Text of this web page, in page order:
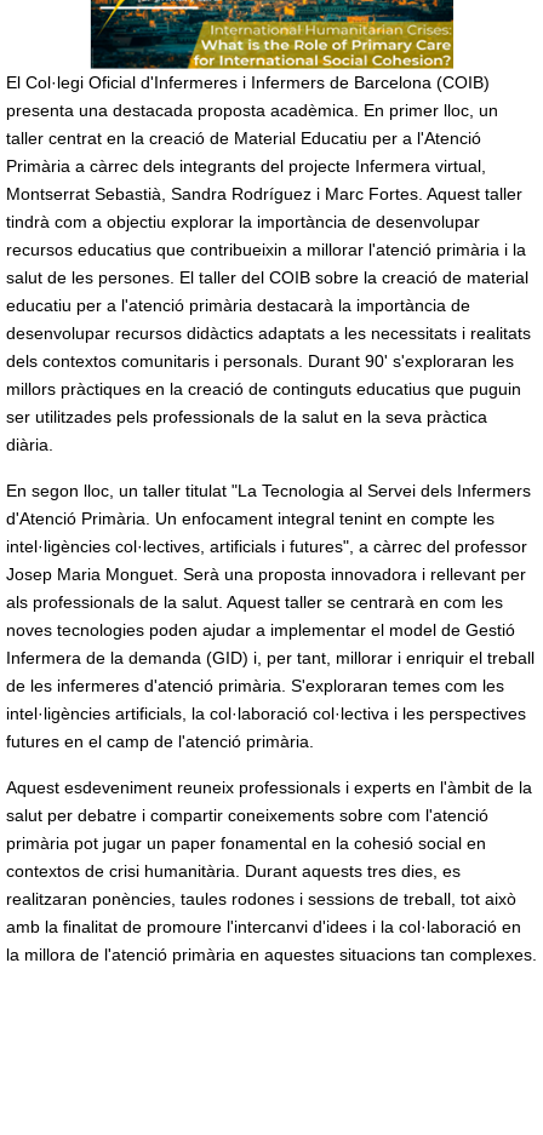
El Col·legi Oficial d'Infermeres i Infermers de Barcelona (COIB)
presenta una destacada proposta acadèmica. En primer lloc, un
taller centrat en la creació de Material Educatiu per a l'Atenció
Primària a càrrec dels integrants del projecte Infermera virtual,
Montserrat Sebastià, Sandra Rodríguez i Marc Fortes. Aquest taller
tindrà com a objectiu explorar la importància de desenvolupar
recursos educatius que contribueixin a millorar l'atenció primària i la
salut de les persones. El taller del COIB sobre la creació de material
educatiu per a l'atenció primària destacarà la importància de
desenvolupar recursos didàctics adaptats a les necessitats i realitats
dels contextos comunitaris i personals. Durant 90' s'exploraran les
millors pràctiques en la creació de continguts educatius que puguin
ser utilitzades pels professionals de la salut en la seva pràctica
diària.
En segon lloc, un taller titulat "La Tecnologia al Servei dels Infermers
d'Atenció Primària. Un enfocament integral tenint en compte les
intel·ligències col·lectives, artificials i futures", a càrrec del professor
Josep Maria Monguet. Serà una proposta innovadora i rellevant per
als professionals de la salut. Aquest taller se centrarà en com les
noves tecnologies poden ajudar a implementar el model de Gestió
Infermera de la demanda (GID) i, per tant, millorar i enriquir el treball
de les infermeres d'atenció primària. S'exploraran temes com les
intel·ligències artificials, la col·laboració col·lectiva i les perspectives
futures en el camp de l'atenció primària.
Aquest esdeveniment reuneix professionals i experts en l'àmbit de la
salut per debatre i compartir coneixements sobre com l'atenció
primària pot jugar un paper fonamental en la cohesió social en
contextos de crisi humanitària. Durant aquests tres dies, es
realitzaran ponències, taules rodones i sessions de treball, tot això
amb la finalitat de promoure l'intercanvi d'idees i la col·laboració en
la millora de l'atenció primària en aquestes situacions tan complexes.